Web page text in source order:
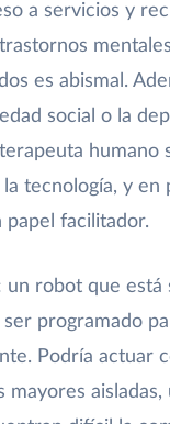
a servicios y
es abismal.
social o la
humano
tecnología, y
facilitador.
un robot que
programado
Podría actuar